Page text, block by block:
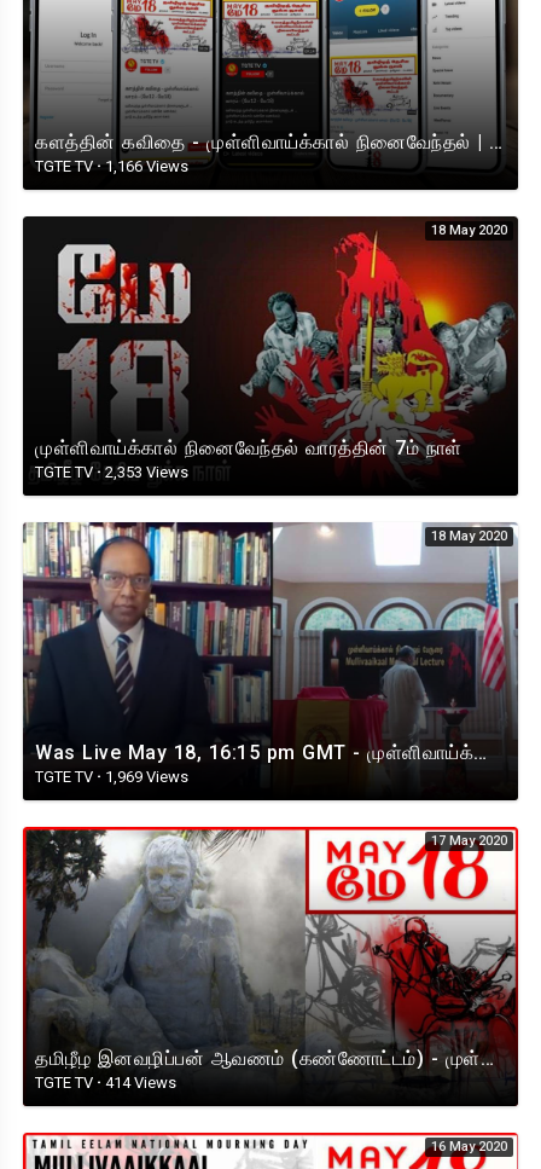
களத்தின் கவிதை - முள்ளிவாய்க்கால் நினைவேந்தல் | MAY18
TGTE TV·1,166 Views
18 May 2020
முள்ளிவாய்க்கால் நினைவேந்தல் வாரத்தின் 7ம் நாள்
TGTE TV · 2,353 Views
18 May 2020
Was Live May 18, 16:15 pm GMT - முள்ளிவாய்க்கால் நினைவுப்பேருரை
TGTE TV · 1,969 Views
17 May 2020
தமிழீழ இனவழிப்பன் ஆவணம் (கண்ணோட்டம்) - முள்ளிவாய்க்கால் நினைவேந்தல் வாரத்தின் 6ம் நாள்
TGTE TV · 414 Views
16 May 2020